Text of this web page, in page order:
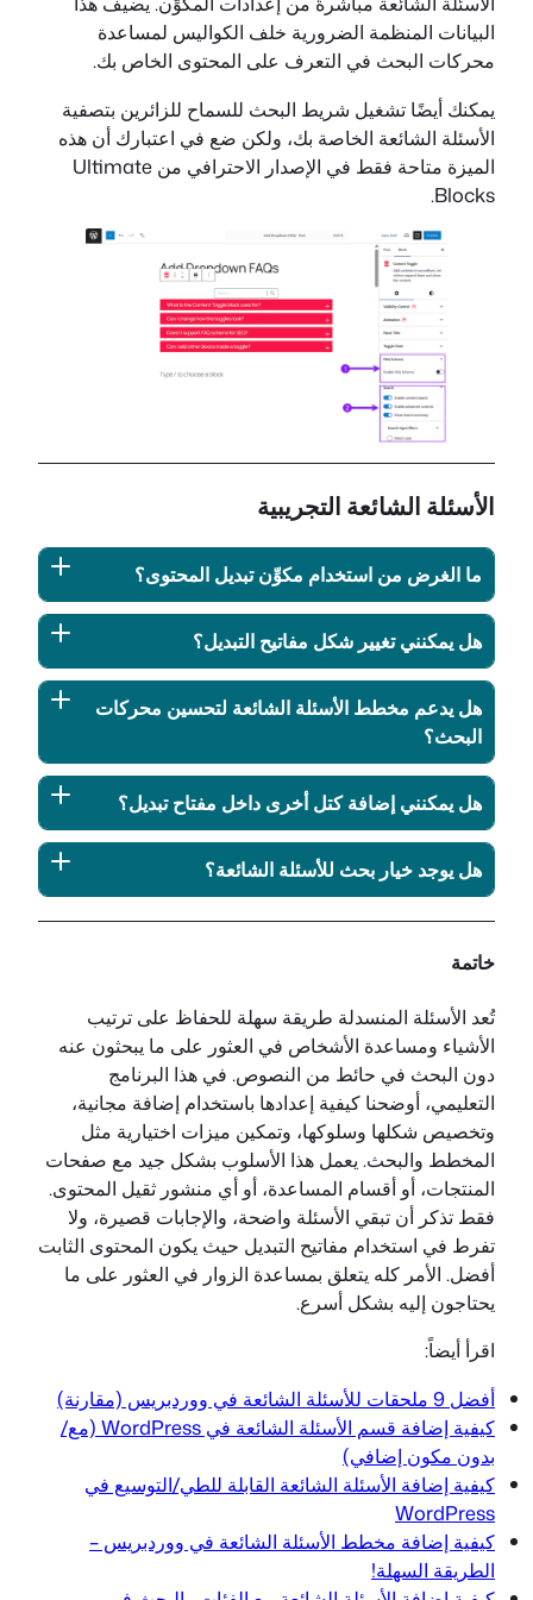
البيانات المنظمة الضرورية خلف الكواليس لمساعدة
محركات البحث في التعرف على المحتوى الخاص بك.
يمكنك أيضًا تشغيل شريط البحث للسماح للزائرين بتصفية
الأسئلة الشائعة الخاصة بك، ولكن ضع في اعتبارك أن هذه
الميزة متاحة فقط في الإصدار الاحترافي من Ultimate
Blocks.
الأسئلة الشائعة التجريبية
ما الغرض من استخدام مكوِّن تبديل المحتوى؟
هل يمكنني تغيير شكل مفاتيح التبديل؟
هل يدعم مخطط الأسئلة الشائعة لتحسين محركات
البحث؟
هل يمكنني إضافة كتل أخرى داخل مفتاح تبديل؟
هل يوجد خيار بحث للأسئلة الشائعة؟
خاتمة
تُعد الأسئلة المنسدلة طريقة سهلة للحفاظ على ترتيب
الأشياء ومساعدة الأشخاص في العثور على ما يبحثون عنه
دون البحث في حائط من النصوص. في هذا البرنامج
التعليمي، أوضحنا كيفية إعدادها باستخدام إضافة مجانية،
وتخصيص شكلها وسلوكها، وتمكين ميزات اختيارية مثل
المخطط والبحث. يعمل هذا الأسلوب بشكل جيد مع صفحات
المنتجات، أو أقسام المساعدة، أو أي منشور ثقيل المحتوى.
فقط تذكر أن تبقي الأسئلة واضحة، والإجابات قصيرة، ولا
تفرط في استخدام مفاتيح التبديل حيث يكون المحتوى الثابت
أفضل. الأمر كله يتعلق بمساعدة الزوار في العثور على ما
يحتاجون إليه بشكل أسرع.
اقرأ أيضاً:
أفضل 9 ملحقات للأسئلة الشائعة في ووردبريس (مقارنة)
كيفية إضافة قسم الأسئلة الشائعة في WordPress (مع/
بدون مكون إضافي)
كيفية إضافة الأسئلة الشائعة القابلة للطي/التوسيع في
WordPress
كيفية إضافة مخطط الأسئلة الشائعة في ووردبريس –
الطريقة السهلة!